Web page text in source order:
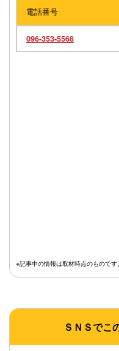
電話番号
096-353-5568
※記事中の情報は取材時点のものです
ＳＮＳでこ